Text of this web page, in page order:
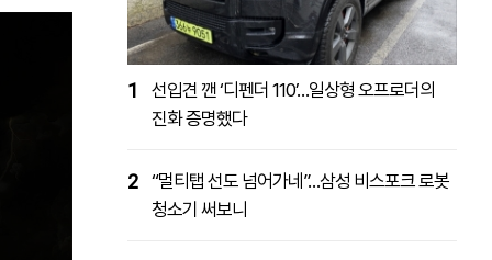
1
선입견 깬 ‘디펜더 110’…일상형 오프로더의
진화 증명했다
2 “멀티탭 선도 넘어가네”…삼성 비스포크 로봇
청소기 써보니